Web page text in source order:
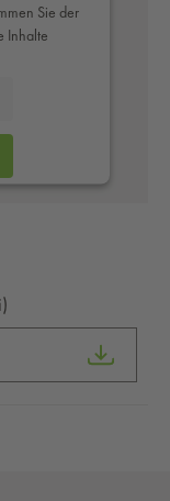
Sie der
Inhalte